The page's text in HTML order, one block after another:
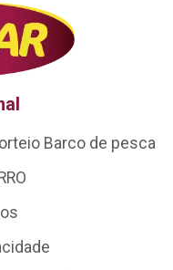
Barco de pesca